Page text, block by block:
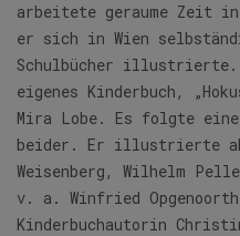
arbeitete geraume Zeit in
er sich in Wien
Schulbücher illustrierte.
eigenes Kinderbuch,
Mira Lobe. Es folgte eine
beider. Er illustrierte
Weisenberg, Wilhelm
v. a. Winfried
Kinderbuchautorin